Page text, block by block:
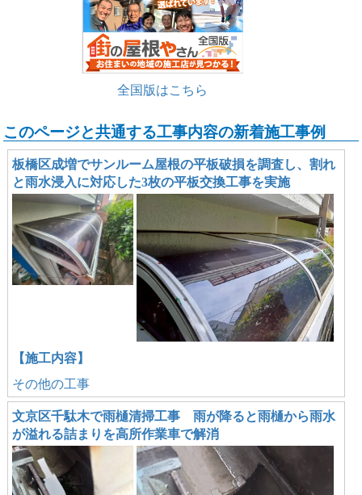
全国版はこちら
このページと共通する工事内容の新着施工事例
板橋区成増でサンルーム屋根の平板破損を調査し、割れ
と雨水浸入に対応した3枚の平板交換工事を実施
【施工内容】
その他の工事
文京区千駄木で雨樋清掃工事 雨が降ると雨樋から雨水
が溢れる詰まりを高所作業車で解消